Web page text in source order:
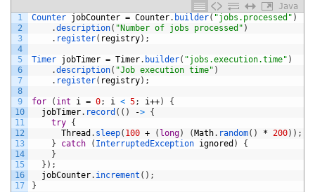
Java
1
2
3
4
5
6
7
8
9
10
11
12
13
14
15
16
17
Counter jobCounter = Counter. builder( "jobs.processed" )
.description( "Number of jobs processed" )
. register( registry) ;
Timer jobTimer = Timer. builder( "jobs.execution.time" )
.description( "Job execution time" )
. register( registry) ;
for ( int i = 0; i < 5; i++)
{
jobTimer. record ( ( ) -> {
try {
Thread . sleep( 100 + ( long) (Math. random( ) * 200) ) ;
}
catch ( InterruptedException ignored )
{
}
} ) ;
jobCounter. increment ( ) ;
}